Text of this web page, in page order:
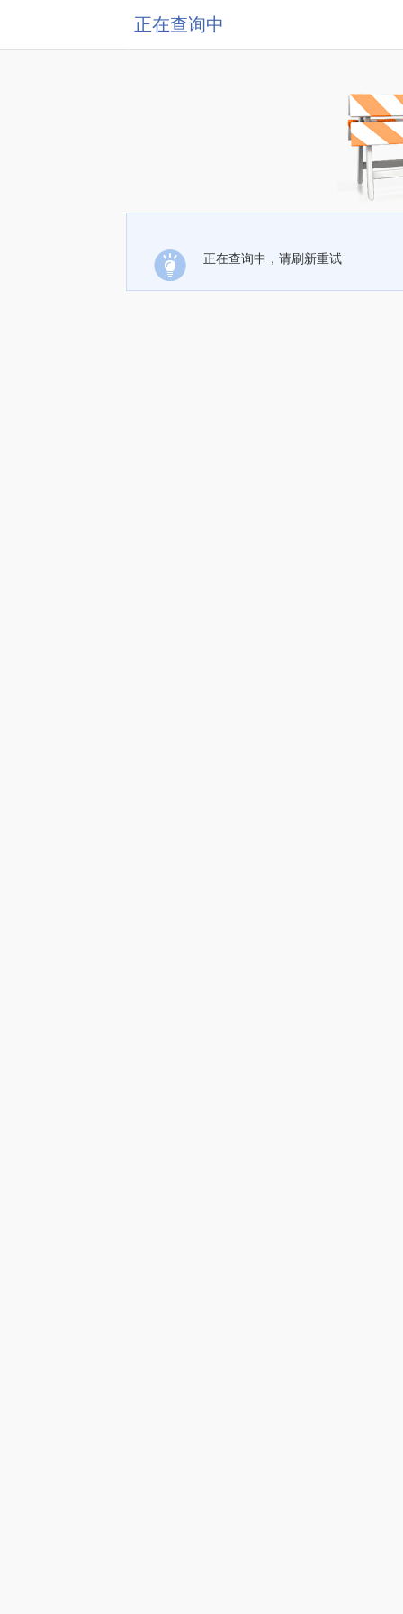
正在查询中
正在查询中，请刷新重试